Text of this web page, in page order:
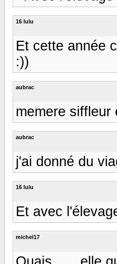
16 lulu
Et cette année
:))
aubrac
memere siffleur
aubrac
j'ai donné du
16 lulu
Et avec
michel17